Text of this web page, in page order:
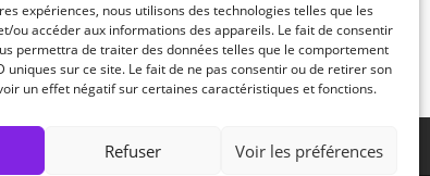
expériences, nous utilisons des technologies telles que les
ou accéder aux informations des appareils. Le fait de consentir
permettra de traiter des données telles que le comportement
uniques sur ce site. Le fait de ne pas consentir ou de retirer son
un effet négatif sur certaines caractéristiques et fonctions.
Refuser Voir les préférences
Promotions exceptionnelles